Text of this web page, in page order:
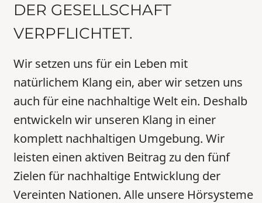
DER GESELLSCHAFT
VERPFLICHTET.
Wir setzen uns für ein Leben mit
natürlichem Klang ein, aber wir setzen uns
auch für eine nachhaltige Welt ein. Deshalb
entwickeln wir unseren Klang in einer
komplett nachhaltigen Umgebung. Wir
leisten einen aktiven Beitrag zu den fünf
Zielen für nachhaltige Entwicklung der
Vereinten Nationen. Alle unsere Hörsysteme